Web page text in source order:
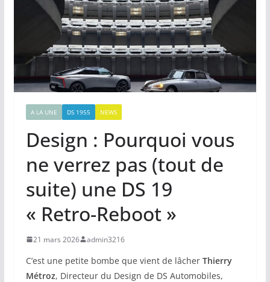
A LA UNE DS 1955 NEWS
Design : Pourquoi vous
ne verrez pas (tout de
suite) une DS 19
« Retro-Reboot »
21 mars 2026 admin3216
C’est une petite bombe que vient de lâcher Thierry
Métroz, Directeur du Design de DS Automobiles,